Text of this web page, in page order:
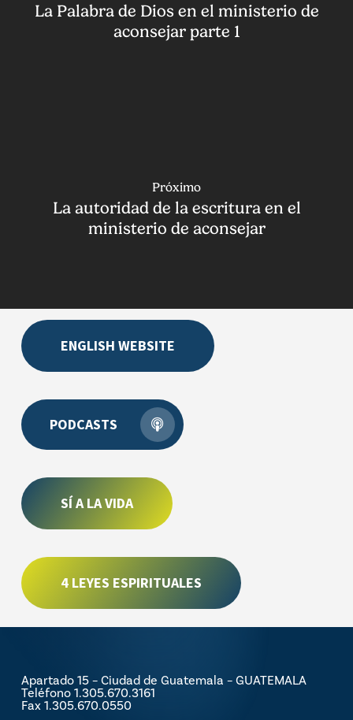
La Palabra de Dios en el ministerio de
aconsejar parte 1
Próximo
La autoridad de la escritura en el
ministerio de aconsejar
ENGLISH WEBSITE
PODCASTS
SÍ A LA VIDA
4 LEYES ESPIRITUALES
Apartado 15 – Ciudad de Guatemala – GUATEMALA
Teléfono 1.305.670.3161
Fax 1.305.670.0550